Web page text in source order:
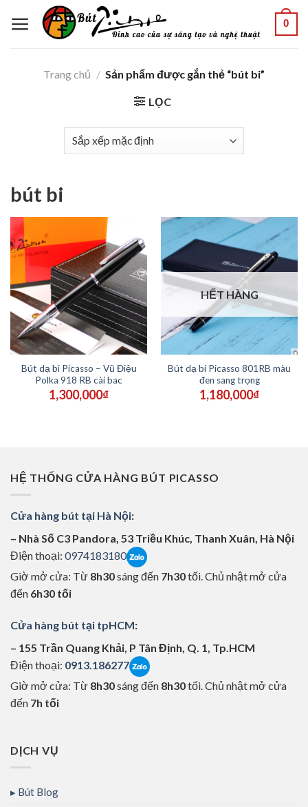
0
Trang chủ / Sản phẩm được gắn thẻ “bút bi”
LỌC
bút bi
Bút dạ bi Picasso – Vũ Điệu
Polka 918 RB cài bac
1,300,000₫
HẾT HÀNG
Bút dạ bi Picasso 801RB màu
đen sang trọng
1,180,000₫
HỆ THỐNG CỬA HÀNG BÚT PICASSO
Cửa hàng bút tại Hà Nội:
– Nhà Số C3 Pandora, 53 Triều Khúc, Thanh Xuân, Hà Nội
Điện thoại: 0974183180
Giờ mở cửa: Từ 8h30sáng đến 7h30tối. Chủ nhật mở cửa
đến 6h30 tối
Cửa hàng bút tại tpHCM:
– 155 Trần Quang Khải, P Tân Định, Q. 1, Tp.HCM
Điện thoại: 0913.186277
Giờ mở cửa: Từ 8h30sáng đến 8h30tối. Chủ nhật mở cửa
đến 7h tối
DỊCH VỤ
Bút Blog